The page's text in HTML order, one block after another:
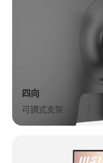
四向
可調式支架